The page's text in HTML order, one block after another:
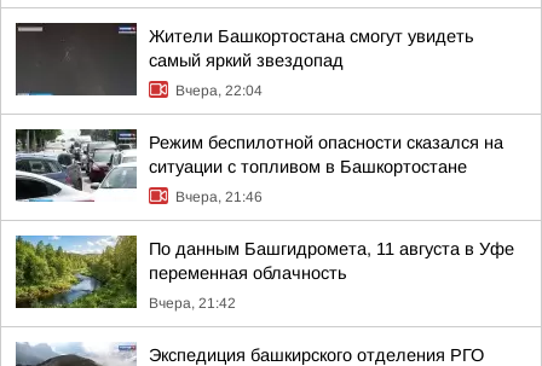
Жители Башкортостана смогут увидеть
самый яркий звездопад
Вчера, 22:04
Режим беспилотной опасности сказался на
ситуации с топливом в Башкортостане
Вчера, 21:46
По данным Башгидромета, 11 августа в Уфе
переменная облачность
Вчера, 21:42
Экспедиция башкирского отделения РГО